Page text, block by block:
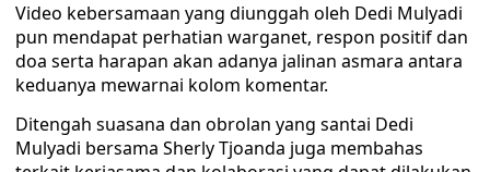
Video kebersamaan yang diunggah oleh Dedi Mulyadi
pun mendapat perhatian warganet, respon positif dan
doa serta harapan akan adanya jalinan asmara antara
keduanya mewarnai kolom komentar.
Ditengah suasana dan obrolan yang santai Dedi
Mulyadi bersama Sherly Tjoanda juga membahas